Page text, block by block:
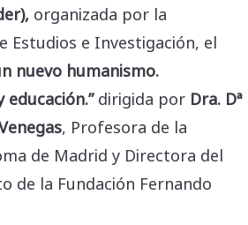
organizada por la
Estudios e Investigación, el
nuevo humanismo.
educación.”dirigida por Dra. Dª
, Profesora de la
de Madrid y Directora del
de la Fundación Fernando